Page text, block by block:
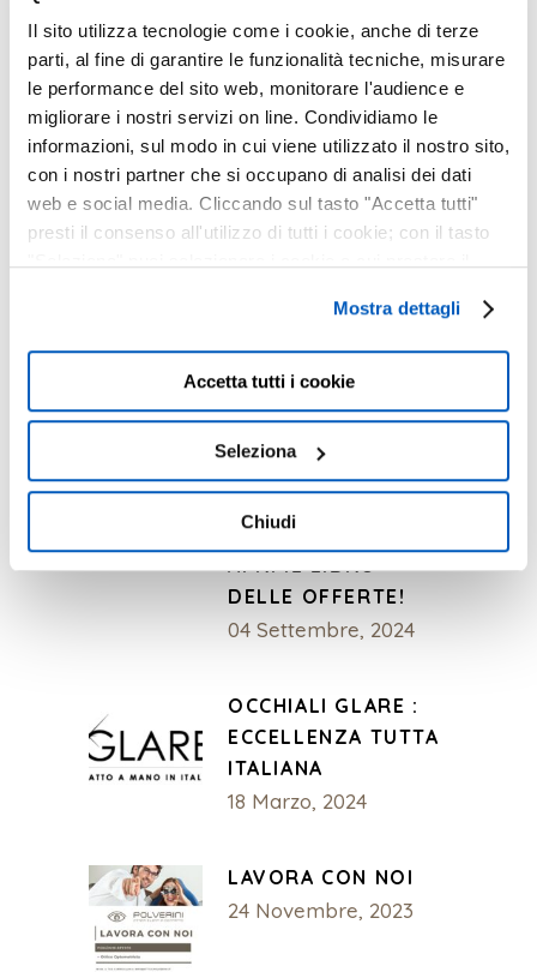
Il sito utilizza tecnologie come i cookie, anche di terze
parti, al fine di garantire le funzionalità tecniche, misurare
le performance del sito web, monitorare l'audience e
migliorare i nostri servizi on line. Condividiamo le
informazioni, sul modo in cui viene utilizzato il nostro sito,
con i nostri partner che si occupano di analisi dei dati
web e social media. Cliccando sul tasto "Accetta tutti"
presti il consenso all'utilizzo di tutti i cookie; con il tasto
destra puoi continuare la navigazione solo con l'utilizzo
dei cookie necessari. Per saperne di più ed
eventualmente modificare il tuo consenso, consulta
l'Informativa suCookiesePrivacy. È possibile
consenso in qualsiasi momento, accedendo al pannello
Mostra Dettagli.
Mostra dettagli
Accetta tutti i cookie
Seleziona
Chiudi
D’OCCHIO!
12 Luglio, 2025
EYE LOVE YOU –
PROMO SAN
VALENTINO
INGRANDITORE
DEFINITIVO PER
IPHONE
14 Dicembre, 2024
BACK TO SCHOOL :
APRI IL LIBRO
DELLE OFFERTE!
04 Settembre, 2024
OCCHIALI GLARE :
ECCELLENZA TUTTA
ITALIANA
18 Marzo, 2024
LAVORA CON NOI
24 Novembre, 2023